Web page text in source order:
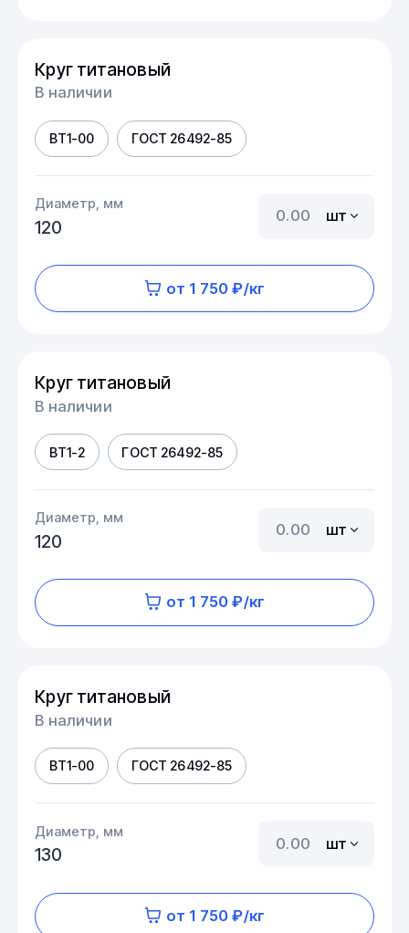
Круг титановый
В наличии
ВТ1-00 ГОСТ 26492-85
Диаметр, мм
120
шт
от 1 750 ₽/кг
Круг титановый
В наличии
ВТ1-2 ГОСТ 26492-85
Диаметр, мм
120
шт
от 1 750 ₽/кг
Круг титановый
В наличии
ВТ1-00 ГОСТ 26492-85
Диаметр, мм
130
шт
от 1 750 ₽/кг